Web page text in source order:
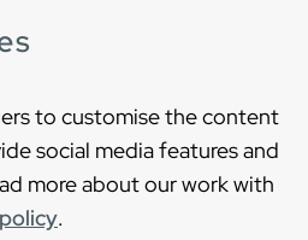
to customise the content
social media features and
more about our work with
.